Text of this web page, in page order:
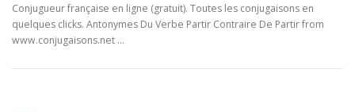
Conjugueur française en ligne (gratuit). Toutes les conjugaisons en
quelques clicks. Antonymes Du Verbe Partir Contraire De Partir from
www.conjugaisons.net …